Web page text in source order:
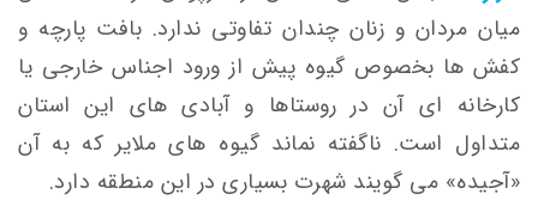
میان مردان و زنان چندان تفاوتی ندارد. بافت پارچه و
کفش ها بخصوص گیوه پیش از ورود اجناس خارجی یا
کارخانه ای آن در روستاها و آبادی های این استان
متداول است. ناگفته نماند گیوه های ملایر که به آن
«آجیده» می گویند شهرت بسیاری در این منطقه دارد.